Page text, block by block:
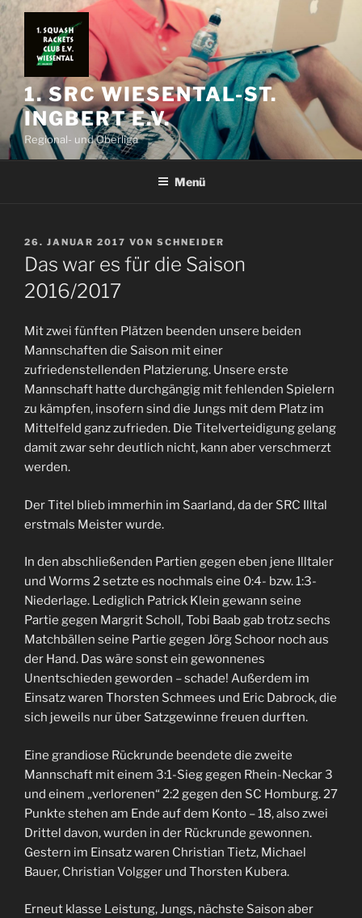
Zum
Inhalt
springen
1. SRC WIESENTAL-ST.
INGBERT E.V.
Regional- und Oberliga
Menü
VERÖFFENTLICHT
AM
26. JANUAR 2017 VON SCHNEIDER
Das war es für die Saison
2016/2017
Mit zwei fünften Plätzen beenden unsere beiden
Mannschaften die Saison mit einer
zufriedenstellenden Platzierung. Unsere erste
Mannschaft hatte durchgängig mit fehlenden Spielern
zu kämpfen, insofern sind die Jungs mit dem Platz im
Mittelfeld ganz zufrieden. Die Titelverteidigung gelang
damit zwar sehr deutlich nicht, kann aber verschmerzt
werden.
Der Titel blieb immerhin im Saarland, da der SRC Illtal
erstmals Meister wurde.
In den abschließenden Partien gegen eben jene Illtaler
und Worms 2 setzte es nochmals eine 0:4- bzw. 1:3-
Niederlage. Lediglich Patrick Klein gewann seine
Partie gegen Margrit Scholl, Tobi Baab gab trotz sechs
Matchbällen seine Partie gegen Jörg Schoor noch aus
der Hand. Das wäre sonst ein gewonnenes
Unentschieden geworden – schade! Außerdem im
Einsatz waren Thorsten Schmees und Eric Dabrock, die
sich jeweils nur über Satzgewinne freuen durften.
Eine grandiose Rückrunde beendete die zweite
Mannschaft mit einem 3:1-Sieg gegen Rhein-Neckar 3
und einem „verlorenen“ 2:2 gegen den SC Homburg. 27
Punkte stehen am Ende auf dem Konto – 18, also zwei
Drittel davon, wurden in der Rückrunde gewonnen.
Gestern im Einsatz waren Christian Tietz, Michael
Bauer, Christian Volgger und Thorsten Kubera.
Erneut klasse Leistung, Jungs, nächste Saison aber